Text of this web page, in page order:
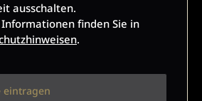
ausschalten.
finden Sie in
.